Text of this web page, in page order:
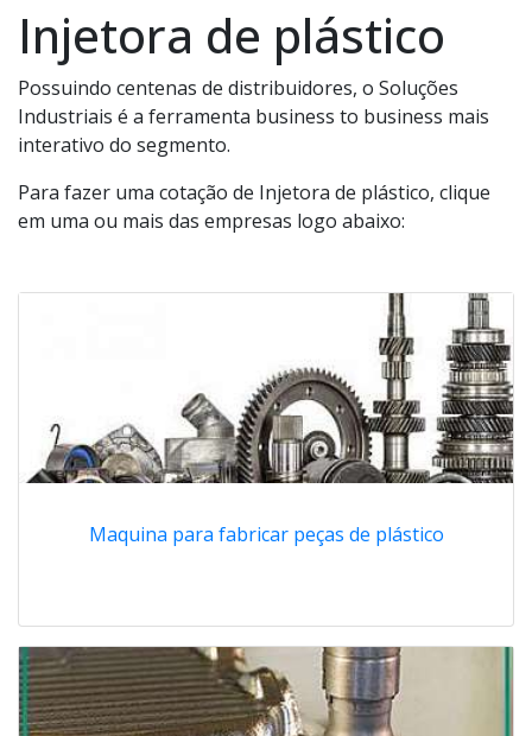
Injetora de plástico
Possuindo centenas de distribuidores, o Soluções
Industriais é a ferramenta business to business mais
interativo do segmento.
Para fazer uma cotação de Injetora de plástico, clique
em uma ou mais das empresas logo abaixo:
Maquina para fabricar peças de plástico